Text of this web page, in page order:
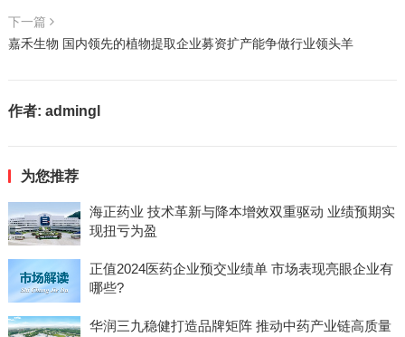
下一篇
嘉禾生物 国内领先的植物提取企业募资扩产能争做行业领头羊
作者: admingl
为您推荐
海正药业 技术革新与降本增效双重驱动 业绩预期实
现扭亏为盈
正值2024医药企业预交业绩单 市场表现亮眼企业有
哪些?
华润三九稳健打造品牌矩阵 推动中药产业链高质量